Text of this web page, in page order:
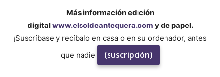
Más información edición
digitalwww.elsoldeantequera.com y de papel.
¡Suscríbase y recíbalo en casa o en su ordenador, antes
que nadie
(suscripción)